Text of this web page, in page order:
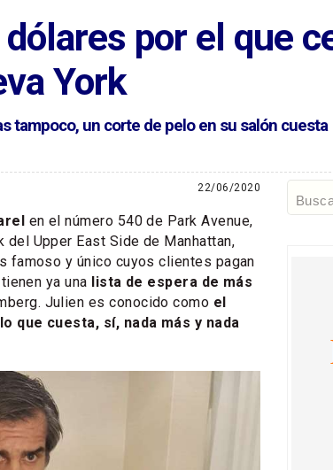
por el que
York
tampoco, un corte de pelo en su salón
22/06/2020
en el número 540 de Park Avenue,
Upper East Side de Manhattan,
famoso y único cuyos clientes pagan
ya una lista de espera de más
Julien es conocido como el
que cuesta, sí, nada más y nada